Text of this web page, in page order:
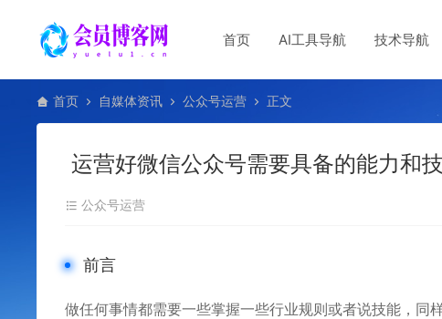
首页 AI工具导航 技术导航
首页 自媒体资讯 公众号运营 正文
运营好微信公众号需要具备的能力和
公众号运营
前言
做任何事情都需要一些掌握一些行业规则或者说技能，同